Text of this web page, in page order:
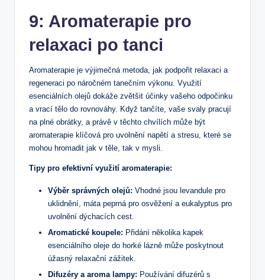
9: Aromaterapie pro
relaxaci po tanci
Aromaterapie je výjimečná metoda, jak podpořit relaxaci a
regeneraci po náročném tanečním výkonu. Využití
esenciálních olejů dokáže zvětšit účinky vašeho odpočinku
a vrací tělo do rovnováhy. Když tančíte, vaše svaly pracují
na plné obrátky, a právě v těchto chvílích může být
aromaterapie klíčová pro uvolnění napětí a stresu, které se
mohou hromadit jak v těle, tak v mysli.
Tipy pro efektivní využití aromaterapie:
Výběr správných olejů: Vhodné jsou levandule pro
uklidnění, máta peprná pro osvěžení a eukalyptus pro
uvolnění dýchacích cest.
Aromatické koupele: Přidání několika kapek
esenciálního oleje do horké lázně může poskytnout
úžasný relaxační zážitek.
Difuzéry a aroma lampy: Používání difuzérů s